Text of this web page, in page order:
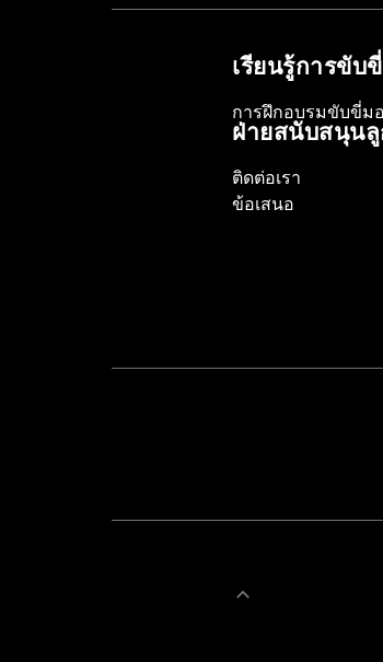
เรียนรู้การขับขี่
การฝึกอบรมขับขี่ม
ฝ่ายสนับสนุน
ติดต่อเรา
ข้อเสนอ